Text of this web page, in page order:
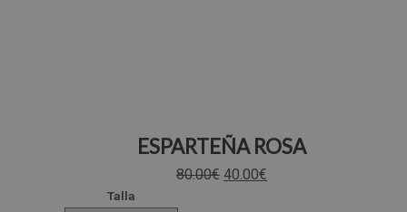
ESPARTEÑA ROSA
80.00€ 40.00€
Talla